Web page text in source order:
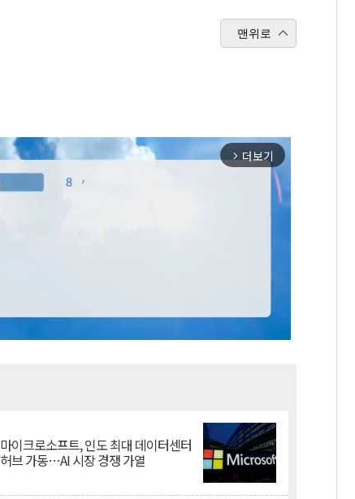
맨위로
arrow_forward_ios 더보기
마이크로소프트, 인도 최대 데이터센터
허브 가동…AI 시장 경쟁 가열